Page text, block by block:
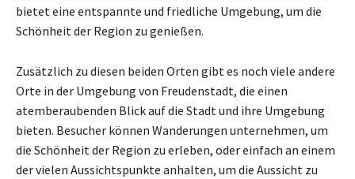
bietet eine entspannte und friedliche Umgebung, um die
Schönheit der Region zu genießen.
Zusätzlich zu diesen beiden Orten gibt es noch viele andere
Orte in der Umgebung von Freudenstadt, die einen
atemberaubenden Blick auf die Stadt und ihre Umgebung
bieten. Besucher können Wanderungen unternehmen, um
die Schönheit der Region zu erleben, oder einfach an einem
der vielen Aussichtspunkte anhalten, um die Aussicht zu